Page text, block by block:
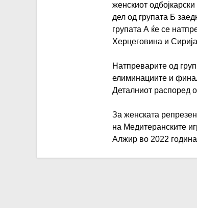
женскиот
дел од групата Б
групата А ќе се
Херцеговина и
Натпреварите од
елиминациите и
Деталниот распоред
За женската
на Медитеранските
Алжир во 2022